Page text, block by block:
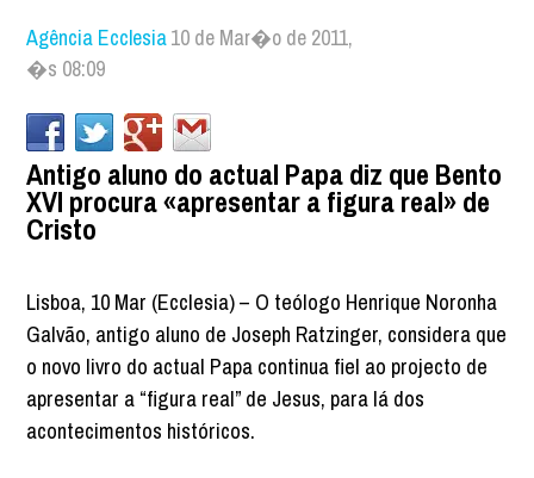
Agência Ecclesia10 de Mar�o de 2011,
�s 08:09
Antigo aluno do actual Papa diz que Bento
XVI procura «apresentar a figura real» de
Cristo
Lisboa, 10 Mar (Ecclesia) – O teólogo Henrique Noronha
Galvão, antigo aluno de Joseph Ratzinger, considera que
o novo livro do actual Papa continua fiel ao projecto de
apresentar a “figura real” de Jesus, para lá dos
acontecimentos históricos.